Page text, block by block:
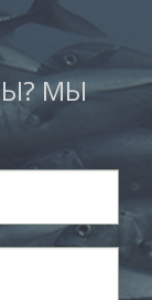
МЫ